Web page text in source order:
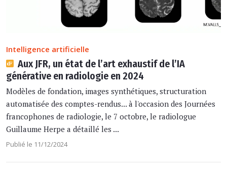
Intelligence artificielle
Aux JFR, un état de l’art exhaustif de l’IA
générative en radiologie en 2024
Modèles de fondation, images synthétiques, structuration
automatisée des comptes-rendus... à l'occasion des Journées
francophones de radiologie, le 7 octobre, le radiologue
Guillaume Herpe a détaillé les ...
Publié le 11/12/2024